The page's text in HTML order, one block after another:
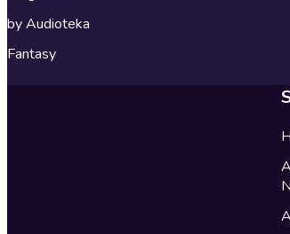
by Audioteka
Fantasy